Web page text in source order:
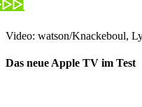
Video: watson/Knackeboul,
Das neue Apple TV im Test